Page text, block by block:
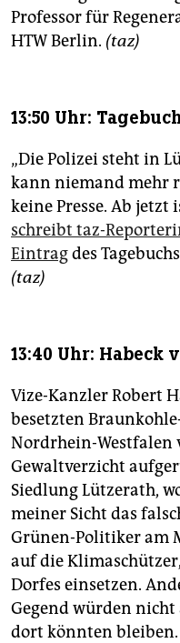
Professor für
HTW Berlin. (taz)
13:50 Uhr:
„Die Polizei steht in
kann niemand mehr
keine Presse. Ab jetzt
schreibt taz-
Eintragdes Tagebuchs
(taz)
13:40 Uhr:
Vize-Kanzler Robert
besetzten
Nordrhein-Westfalen
Gewaltverzicht
Siedlung Lützerath,
meiner Sicht das
Grünen-Politiker am
auf die
Dorfes einsetzen.
Gegend würden nicht
dort könnten bleiben.